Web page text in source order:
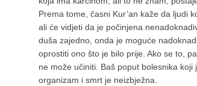
Prema tome, časni Kur’an kaže da ljudi
ali će vidjeti da je počinjena
duša zajedno, onda je moguće
oprostiti ono što je bilo prije. Ako se to,
ne može učiniti. Baš poput bolesnika
organizam i smrt je neizbježna.